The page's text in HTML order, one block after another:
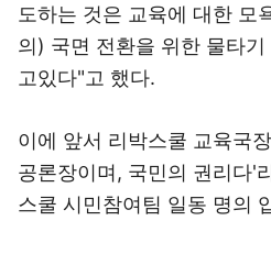
도하는 것은 교육에 대한 모
의) 국면 전환을 위한 물타
고있다"고 했다.
이에 앞서 리박스쿨 교육국
공론장이며, 국민의 권리다'
스쿨 시민참여팀 일동 명의